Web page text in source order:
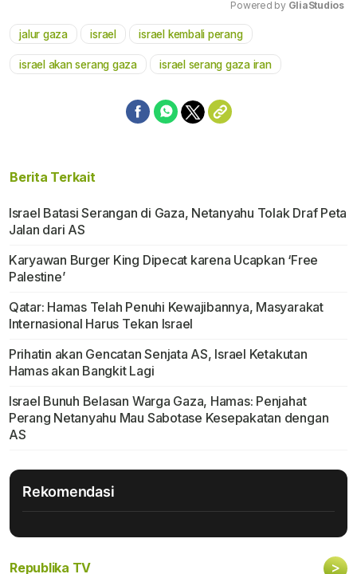
Powered by GliaStudios
jalur gaza israel israel kembali perang
israel akan serang gaza israel serang gaza iran
Berita Terkait
Israel Batasi Serangan di Gaza, Netanyahu Tolak Draf Peta
Jalan dari AS
Karyawan Burger King Dipecat karena Ucapkan ‘Free
Palestine’
Qatar: Hamas Telah Penuhi Kewajibannya, Masyarakat
Internasional Harus Tekan Israel
Prihatin akan Gencatan Senjata AS, Israel Ketakutan
Hamas akan Bangkit Lagi
Israel Bunuh Belasan Warga Gaza, Hamas: Penjahat
Perang Netanyahu Mau Sabotase Kesepakatan dengan
AS
Rekomendasi
Republika TV >